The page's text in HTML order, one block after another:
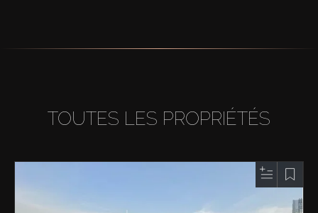
TOUTES LES PROPRIÉTÉS